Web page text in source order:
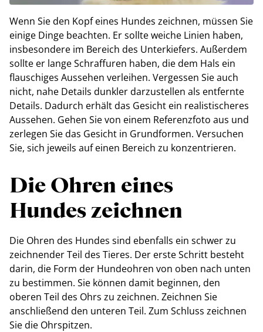
Wenn Sie den Kopf eines Hundes zeichnen, müssen Sie
einige Dinge beachten. Er sollte weiche Linien haben,
insbesondere im Bereich des Unterkiefers. Außerdem
sollte er lange Schraffuren haben, die dem Hals ein
flauschiges Aussehen verleihen. Vergessen Sie auch
nicht, nahe Details dunkler darzustellen als entfernte
Details. Dadurch erhält das Gesicht ein realistischeres
Aussehen. Gehen Sie von einem Referenzfoto aus und
zerlegen Sie das Gesicht in Grundformen. Versuchen
Sie, sich jeweils auf einen Bereich zu konzentrieren.
Die Ohren eines
Hundes zeichnen
Die Ohren des Hundes sind ebenfalls ein schwer zu
zeichnender Teil des Tieres. Der erste Schritt besteht
darin, die Form der Hundeohren von oben nach unten
zu bestimmen. Sie können damit beginnen, den
oberen Teil des Ohrs zu zeichnen. Zeichnen Sie
anschließend den unteren Teil. Zum Schluss zeichnen
Sie die Ohrspitzen.